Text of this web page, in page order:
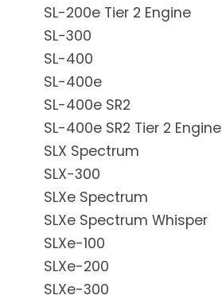
SL-200e Tier 2 Engine
SL-300
SL-400
SL-400e
SL-400e SR2
SL-400e SR2 Tier 2 Engine
SLX Spectrum
SLX-300
SLXe Spectrum
SLXe Spectrum Whisper
SLXe-100
SLXe-200
SLXe-300